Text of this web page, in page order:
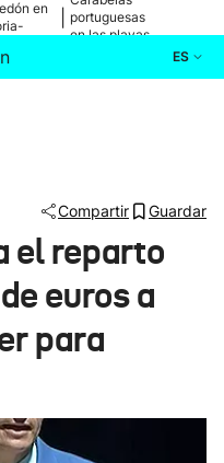
en
portuguesas
en las playas
ES
Compartir Guardar
el reparto
euros a
para